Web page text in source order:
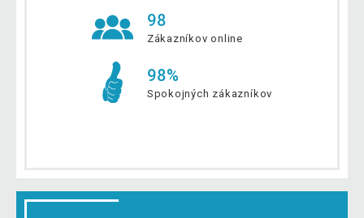
98
Zákazníkov online
98%
Spokojných zákazníkov